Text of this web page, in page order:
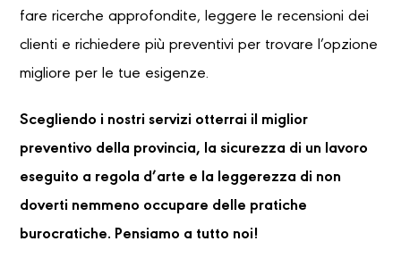
fare ricerche approfondite, leggere le recensioni dei
clienti e richiedere più preventivi per trovare l’opzione
migliore per le tue esigenze.
Scegliendo i nostri servizi otterrai il miglior
preventivo della provincia, la sicurezza di un lavoro
eseguito a regola d’arte e la leggerezza di non
doverti nemmeno occupare delle pratiche
burocratiche. Pensiamo a tutto noi!